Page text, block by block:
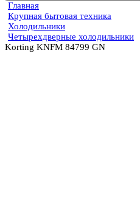
Главная
Крупная бытовая техника
Холодильники
Четырехдверные холодильники
Korting KNFM 84799 GN